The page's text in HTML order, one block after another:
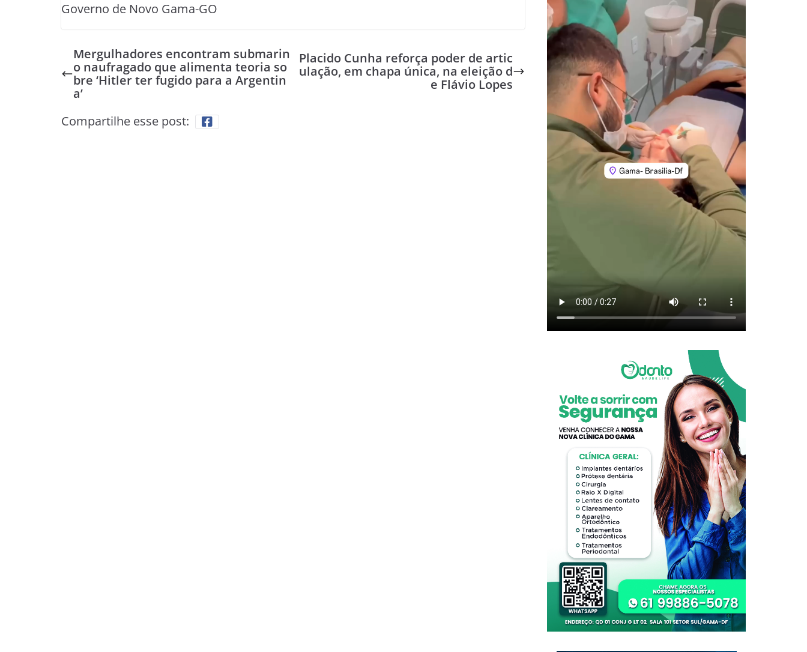
Governo de Novo Gama-GO
Mergulhadores encontram submarin
o naufragado que alimenta teoria so
bre ‘Hitler ter fugido para a Argentin
a’
Placido Cunha reforça poder de artic
ulação, em chapa única, na eleição d
e Flávio Lopes
Compartilhe esse post: